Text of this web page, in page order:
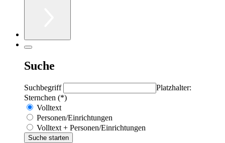
Suche
Suchbegriff
Platzhalter:
Sternchen (*)
Volltext
Personen/Einrichtungen
Volltext + Personen/Einrichtungen